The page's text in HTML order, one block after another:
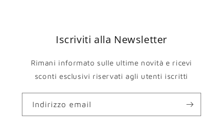
Iscriviti alla Newsletter
Rimani informato sulle ultime novità e ricevi
sconti esclusivi riservati agli utenti iscritti
Indirizzo email